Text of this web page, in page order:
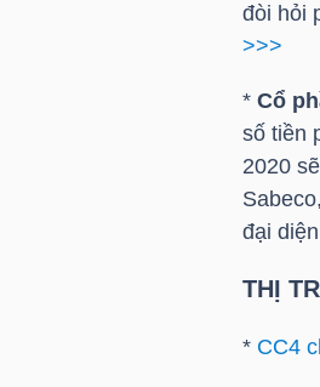
đòi hỏi
>>>
* Cổ
số tiền
2020
đại
THỊ
* CC4